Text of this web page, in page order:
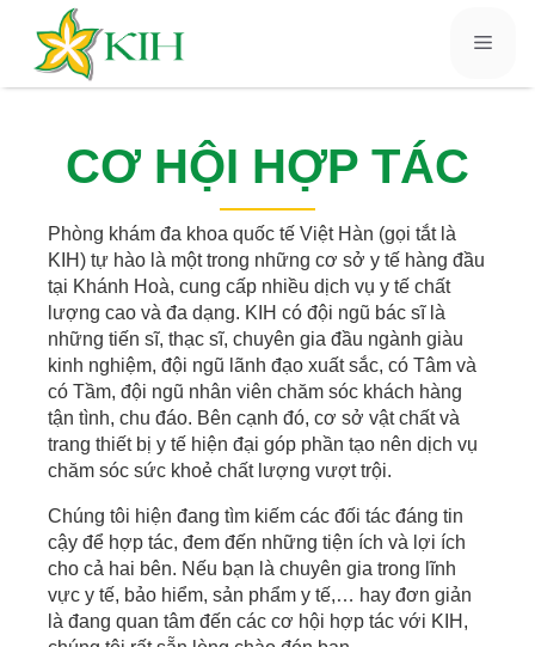
CƠ HỘI HỢP TÁC
Phòng khám đa khoa quốc tế Việt Hàn (gọi tắt là
KIH) tự hào là một trong những cơ sở y tế hàng đầu
tại Khánh Hoà, cung cấp nhiều dịch vụ y tế chất
lượng cao và đa dạng. KIH có đội ngũ bác sĩ là
những tiến sĩ, thạc sĩ, chuyên gia đầu ngành giàu
kinh nghiệm, đội ngũ lãnh đạo xuất sắc, có Tâm và
có Tầm, đội ngũ nhân viên chăm sóc khách hàng
tận tình, chu đáo. Bên cạnh đó, cơ sở vật chất và
trang thiết bị y tế hiện đại góp phần tạo nên dịch vụ
chăm sóc sức khoẻ chất lượng vượt trội.
Chúng tôi hiện đang tìm kiếm các đối tác đáng tin
cậy để hợp tác, đem đến những tiện ích và lợi ích
cho cả hai bên. Nếu bạn là chuyên gia trong lĩnh
vực y tế, bảo hiểm, sản phẩm y tế,… hay đơn giản
là đang quan tâm đến các cơ hội hợp tác với KIH,